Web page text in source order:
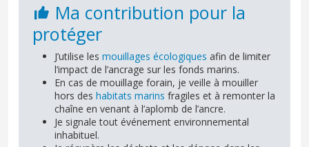
Ma contribution pour la
protéger
J’utilise les mouillages écologiques afin de limiter
l’impact de l’ancrage sur les fonds marins.
En cas de mouillage forain, je veille à mouiller
hors des habitats marins fragiles et à remonter la
chaîne en venant à l’aplomb de l’ancre.
Je signale tout événement environnemental
inhabituel.